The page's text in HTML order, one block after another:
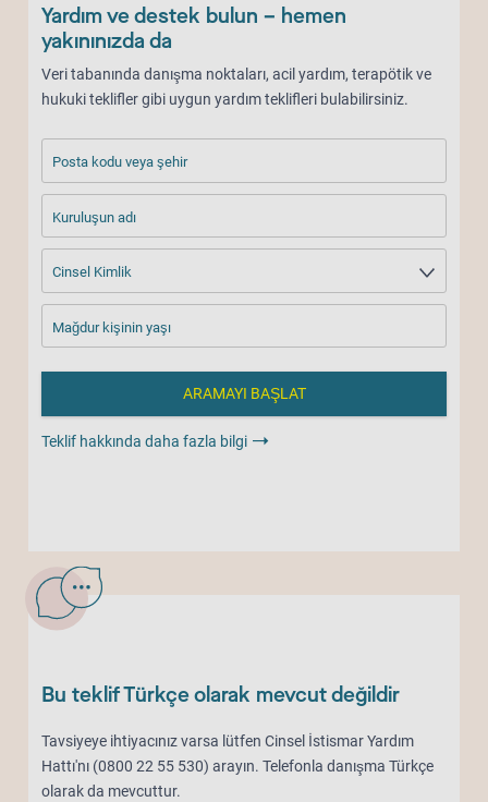
Yardım ve destek bulun – hemen
yakınınızda da
Veri tabanında danışma noktaları, acil yardım, terapötik ve
hukuki teklifler gibi uygun yardım teklifleri bulabilirsiniz.
Posta kodu veya şehir
Kuruluşun adı
Cinsel Kimlik
Mağdur kişinin yaşı
Teklif hakkında daha fazla bilgi
Bu teklif Türkçe olarak mevcut değildir
Tavsiyeye ihtiyacınız varsa lütfen Cinsel İstismar Yardım
Hattı'nı (0800 22 55 530) arayın. Telefonla danışma Türkçe
olarak da mevcuttur.